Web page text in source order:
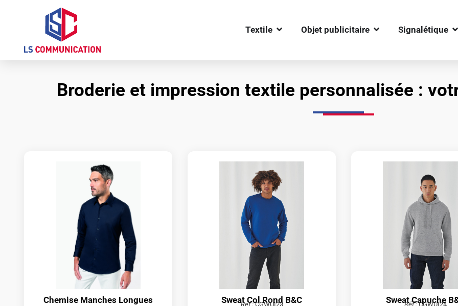
Textile OUVRIR TEXTILE
Objet publicitaire OUVRIR OBJET
Signalétique
Broderie et impression textile personnalisée :
Chemise Manches Longues
Sweat Col Rond B&C
Réf :CGWUI23
Sweat Capuche
Réf :CGWUI24